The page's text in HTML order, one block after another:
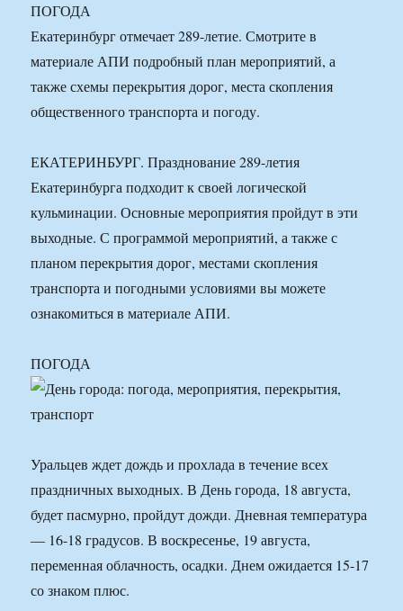
ПОГОДА
Екатеринбург отмечает 289-летие. Смотрите в
материале АПИ подробный план мероприятий, а
также схемы перекрытия дорог, места скопления
общественного транспорта и погоду.
ЕКАТЕРИНБУРГ. Празднование 289-летия
Екатеринбурга подходит к своей логической
кульминации. Основные мероприятия пройдут в эти
выходные. С программой мероприятий, а также с
планом перекрытия дорог, местами скопления
транспорта и погодными условиями вы можете
ознакомиться в материале АПИ.
ПОГОДА
Уральцев ждет дождь и прохлада в течение всех
праздничных выходных. В День города, 18 августа,
будет пасмурно, пройдут дожди. Дневная температура
— 16-18 градусов. В воскресенье, 19 августа,
переменная облачность, осадки. Днем ожидается 15-17
со знаком плюс.